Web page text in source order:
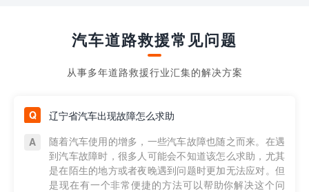
汽车道路救援常见问题
从事多年道路救援行业汇集的解决方案
辽宁省汽车出现故障怎么求助
随着汽车使用的增多，一些汽车故障也随之而来。在遇
到汽车故障时，很多人可能会不知道该怎么求助，尤其
是在陌生的地方或者夜晚遇到问题时更加无法应对。但
是现在有一个非常便捷的方法可以帮助你解决这个问